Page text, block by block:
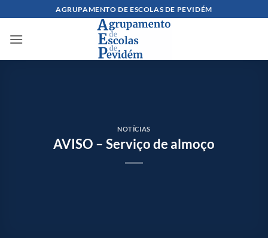
content
AGRUPAMENTO DE ESCOLAS DE PEVIDÉM
NOTÍCIAS
AVISO – Serviço de almoço